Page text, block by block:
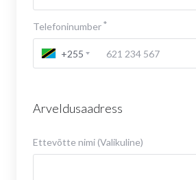
Telefoninumber
+255
Arveldusaadress
Ettevõtte nimi (Valikuline)